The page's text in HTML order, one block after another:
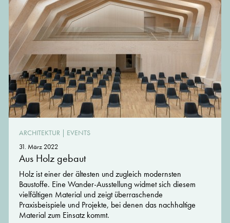
ARCHITEKTUR | EVENTS
31. März 2022
Aus Holz gebaut
Holz ist einer der ältesten und zugleich modernsten
Baustoffe. Eine Wander-Ausstellung widmet sich diesem
vielfältigen Material und zeigt überraschende
Praxisbeispiele und Projekte, bei denen das nachhaltige
Material zum Einsatz kommt.